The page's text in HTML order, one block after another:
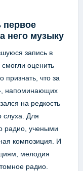
первое
него музыку
запись в
оценить
признать, что за
напоминающих
на редкость
слуха. Для
радио, учеными
композиция. И
мелодия
радио.